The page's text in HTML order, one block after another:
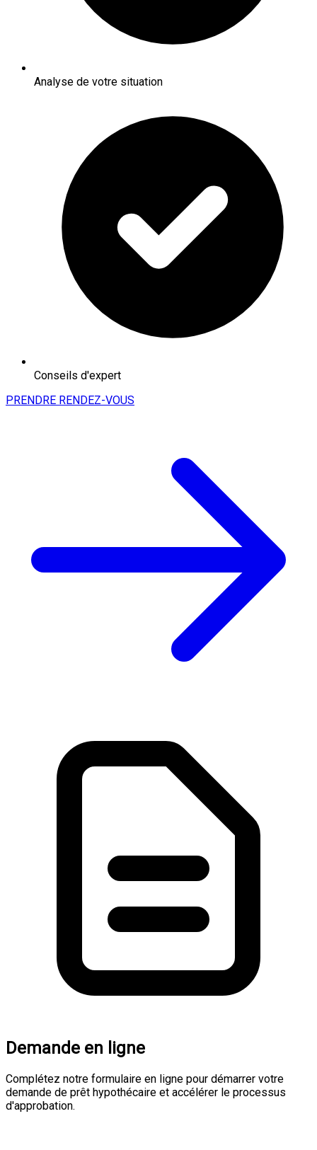
Analyse de votre situation
Conseils d'expert
PRENDRE RENDEZ-VOUS
Demande en ligne
Complétez notre formulaire en ligne pour démarrer votre
demande de prêt hypothécaire et accélérer le processus
d'approbation.